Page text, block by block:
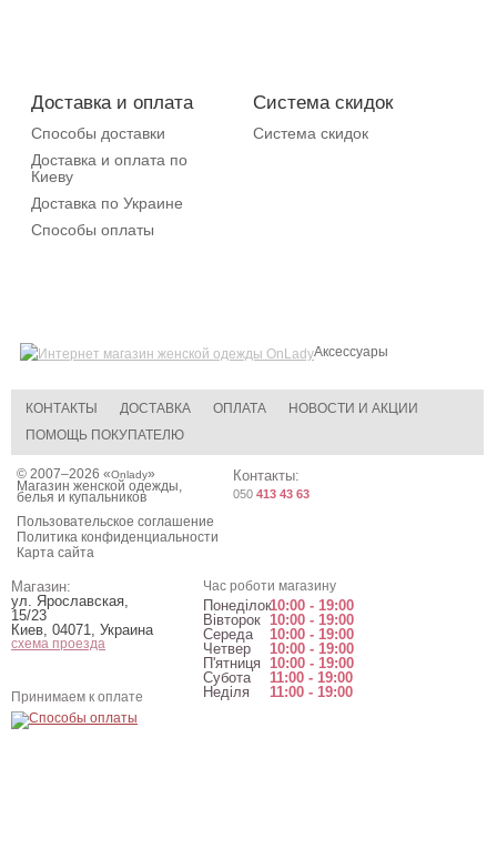
Доставка и оплата
Способы доставки
Доставка и оплата по
Киеву
Доставка по Украине
Способы оплаты
Система скидок
Система скидок
Аксессуары
КОНТАКТЫ ДОСТАВКА ОПЛАТА
НОВОСТИ И АКЦИИ
ПОМОЩЬ ПОКУПАТЕЛЮ
© 2007–2026 «Onlady»
Магазин женской одежды,
белья и купальников
Пользовательское соглашение
Политика конфиденциальности
Карта сайта
Контакты:
050 413 43 63
Магазин:
ул. Ярославская,
15/23
Киев, 04071, Украина
схема проезда
Час роботи магазину
Понеділок10:00 - 19:00
Вівторок 10:00 - 19:00
Середа
10:00 - 19:00
Четвер
10:00 - 19:00
П'ятниця 10:00 - 19:00
Субота
11:00 - 19:00
Неділя
11:00 - 19:00
Принимаем к оплате